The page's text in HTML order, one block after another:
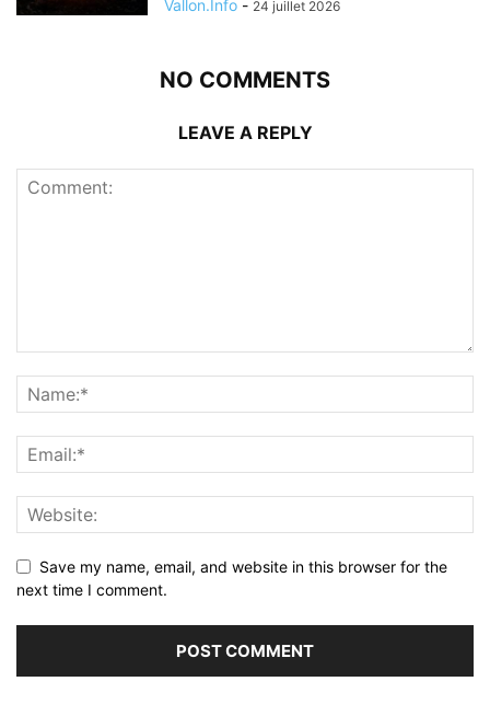
Vallon.Info - 24 juillet 2026
NO COMMENTS
LEAVE A REPLY
Save my name, email, and website in this browser for the
next time I comment.